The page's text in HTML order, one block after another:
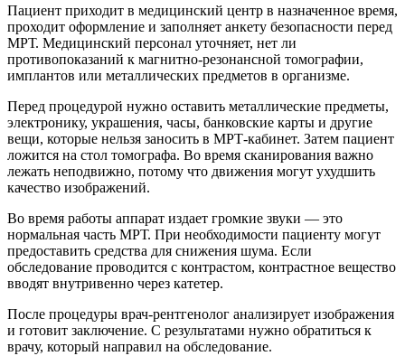
Пациент приходит в медицинский центр в назначенное время,
проходит оформление и заполняет анкету безопасности перед
МРТ. Медицинский персонал уточняет, нет ли
противопоказаний к магнитно-резонансной томографии,
имплантов или металлических предметов в организме.
Перед процедурой нужно оставить металлические предметы,
электронику, украшения, часы, банковские карты и другие
вещи, которые нельзя заносить в МРТ-кабинет. Затем пациент
ложится на стол томографа. Во время сканирования важно
лежать неподвижно, потому что движения могут ухудшить
качество изображений.
Во время работы аппарат издает громкие звуки — это
нормальная часть МРТ. При необходимости пациенту могут
предоставить средства для снижения шума. Если
обследование проводится с контрастом, контрастное вещество
вводят внутривенно через катетер.
После процедуры врач-рентгенолог анализирует изображения
и готовит заключение. С результатами нужно обратиться к
врачу, который направил на обследование.